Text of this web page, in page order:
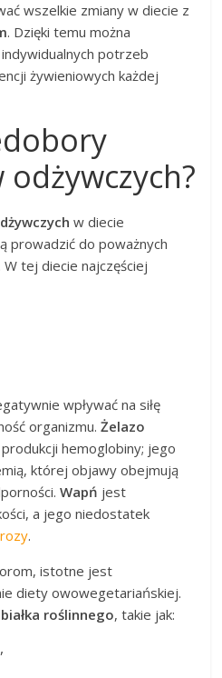
wszelkie zmiany w diecie z
. Dzięki temu można
potrzeb
żywieniowych każdej
odżywczych?
w diecie
prowadzić do poważnych
tej diecie najczęściej
wpływać na siłę
organizmu.Żelazo
hemoglobiny; jego
której objawy obejmują
Wapń jest
a jego niedostatek
.
istotne jest
diety owowegetariańskiej.
białka roślinnego, takie jak: